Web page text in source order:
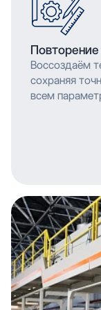
Воссоздаём
сохраняя
всем